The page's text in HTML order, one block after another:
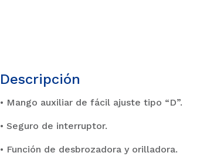
Descripción
• Mango auxiliar de fácil ajuste tipo “D”.
• Seguro de interruptor.
• Función de desbrozadora y orilladora.